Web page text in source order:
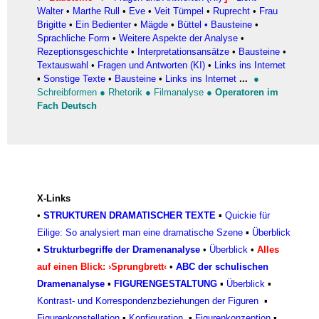
Walter• Marthe Rull • Eve • Veit Tümpel • Ruprecht • Frau
Brigitte • Ein Bedienter• Mägde • Büttel • Bausteine •
Sprachliche Form • Weitere Aspekte der Analyse •
Rezeptionsgeschichte • Interpretationsansätze • Bausteine •
Textauswahl • Fragen und Antworten (KI) • Links ins Internet
▪ Sonstige Texte • Bausteine • Links ins Internet ...
●
Schreibformen ● Rhetorik ● Filmanalyse ● Operatoren im
Fach Deutsch
X-Links
• STRUKTUREN DRAMATISCHER TEXTE ▪ Quickie für
Eilige: So analysiert man eine dramatische Szene ▪ Überblick
▪ Strukturbegriffe der Dramenanalyse • Überblick • Alles
auf einen Blick: ›Sprungbrett‹ • ABC der schulischen
Dramenanalyse ▪ FIGURENGESTALTUNG ▪ Überblick ▪
Kontrast- und Korrespondenzbeziehungen der Figuren ▪